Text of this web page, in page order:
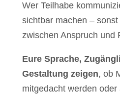
Wer Teilhabe
sichtbar machen –
zwischen Anspruch und
Eure Sprache,
Gestaltung zeigen, ob
mitgedacht werden